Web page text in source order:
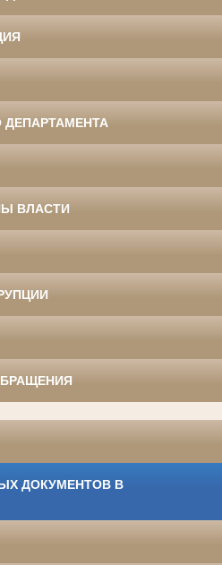
ДЕПАРТАМЕНТА
ВЛАСТИ
ДОКУМЕНТОВ В